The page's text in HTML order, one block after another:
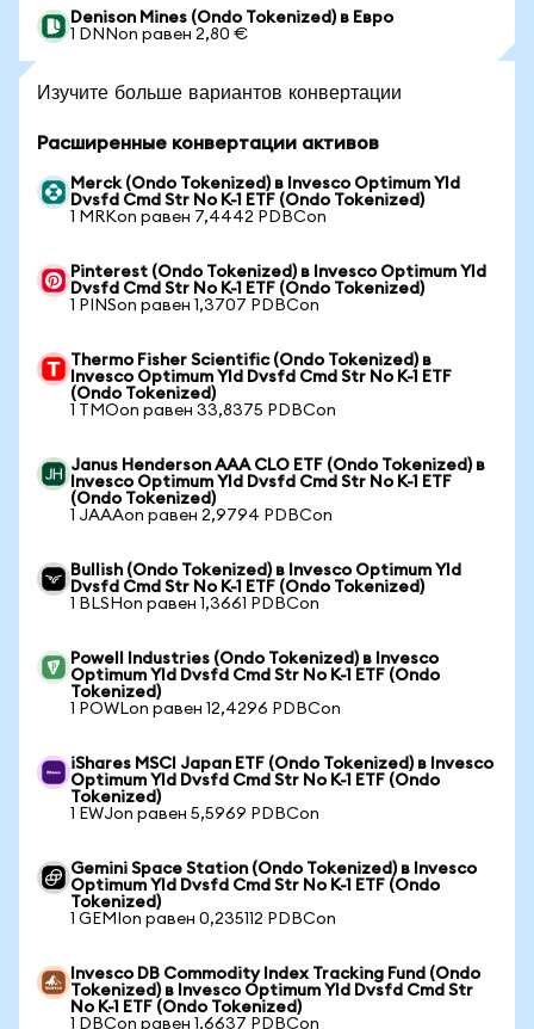
Denison Mines (Ondo Tokenized) в Евро
1 DNNon равен 2,80 €
Изучите больше вариантов конвертации
Расширенные конвертации активов
Merck (Ondo Tokenized) в Invesco Optimum Yld
Dvsfd Cmd Str No K-1 ETF (Ondo Tokenized)
1 MRKon равен 7,4442 PDBCon
Pinterest (Ondo Tokenized) в Invesco Optimum Yld
Dvsfd Cmd Str No K-1 ETF (Ondo Tokenized)
1 PINSon равен 1,3707 PDBCon
Thermo Fisher Scientific (Ondo Tokenized) в
Invesco Optimum Yld Dvsfd Cmd Str No K-1 ETF
(Ondo Tokenized)
1 TMOon равен 33,8375 PDBCon
Janus Henderson AAA CLO ETF (Ondo Tokenized) в
Invesco Optimum Yld Dvsfd Cmd Str No K-1 ETF
(Ondo Tokenized)
1 JAAAon равен 2,9794 PDBCon
Bullish (Ondo Tokenized) в Invesco Optimum Yld
Dvsfd Cmd Str No K-1 ETF (Ondo Tokenized)
1 BLSHon равен 1,3661 PDBCon
Powell Industries (Ondo Tokenized) в Invesco
Optimum Yld Dvsfd Cmd Str No K-1 ETF (Ondo
Tokenized)
1 POWLon равен 12,4296 PDBCon
iShares MSCI Japan ETF (Ondo Tokenized) в Invesco
Optimum Yld Dvsfd Cmd Str No K-1 ETF (Ondo
Tokenized)
1 EWJon равен 5,5969 PDBCon
Gemini Space Station (Ondo Tokenized) в Invesco
Optimum Yld Dvsfd Cmd Str No K-1 ETF (Ondo
Tokenized)
1 GEMIon равен 0,235112 PDBCon
Invesco DB Commodity Index Tracking Fund (Ondo
Tokenized) в Invesco Optimum Yld Dvsfd Cmd Str
No K-1 ETF (Ondo Tokenized)
1 DBCon равен 1,6637 PDBCon